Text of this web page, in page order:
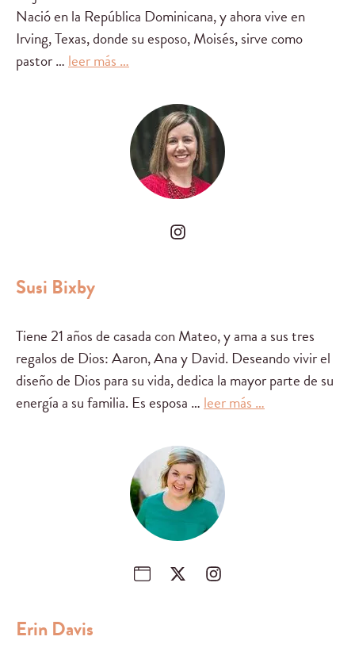
Nació en la República Dominicana, y ahora vive en
Irving, Texas, donde su esposo, Moisés, sirve como
pastor …leer más …
Susi Bixby
Tiene 21 años de casada con Mateo, y ama a sus tres
regalos de Dios: Aaron, Ana y David. Deseando vivir el
diseño de Dios para su vida, dedica la mayor parte de su
energía a su familia. Es esposa …leer más …
Erin Davis